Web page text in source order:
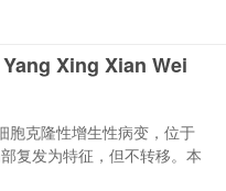
Xing Xian Wei
胞克隆性增生性病变，位于
复发为特征，但不转移。本